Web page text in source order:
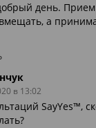
день.
а
в 13:02
SayYes™,